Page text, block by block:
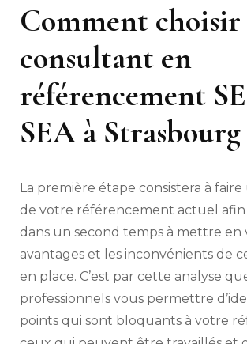
Comment
consultant en
référencement
SEA à Strasbourg
La première étape consistera à faire
de votre référencement actuel
dans un second temps à mettre en
avantages et les inconvénients de
en place. C’est par cette analyse
professionnels vous permettre
points qui sont bloquants à votre